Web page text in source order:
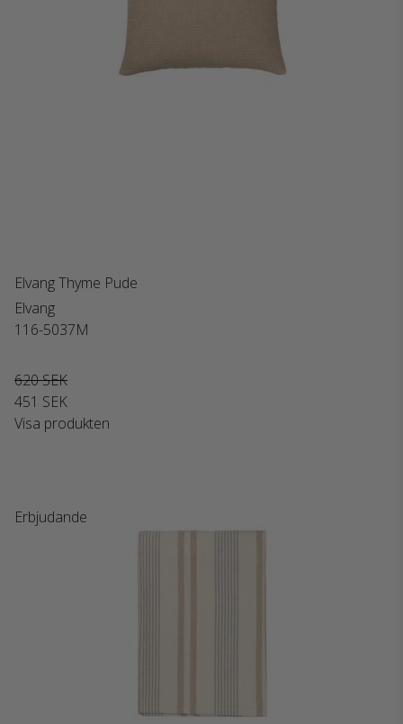
Elvang Thyme Pude
Elvang
116-5037M
620 SEK
451 SEK
Visa produkten
Erbjudande